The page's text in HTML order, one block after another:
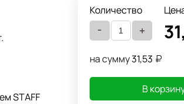
STAFF
Количество
- +
на сумму31,53
В